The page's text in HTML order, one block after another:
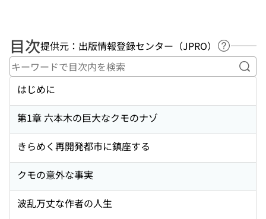
目次提供元：出版情報登録センター（JPRO）
ヘルプペ
キ
はじめに
第1章 六本木の巨大なクモのナゾ
きらめく再開発都市に鎮座する
クモの意外な事実
波乱万丈な作者の人生